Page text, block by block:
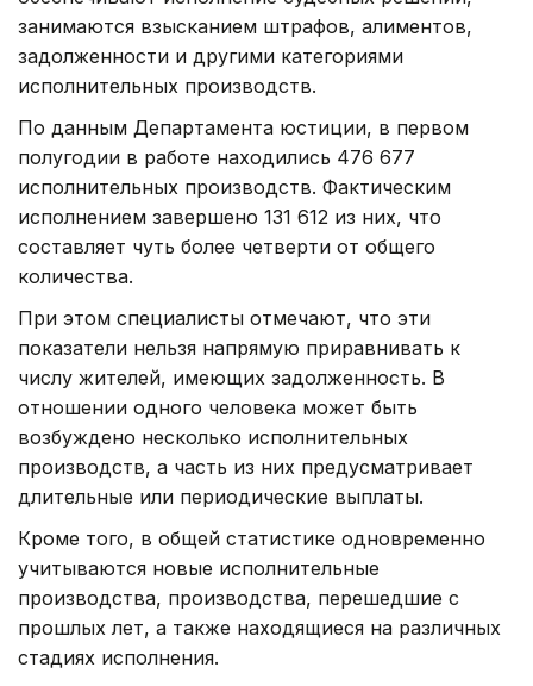
занимаются взысканием штрафов, алиментов,
задолженности и другими категориями
исполнительных производств.
По данным Департамента юстиции, в первом
полугодии в работе находились 476 677
исполнительных производств. Фактическим
исполнением завершено 131 612 из них, что
составляет чуть более четверти от общего
количества.
При этом специалисты отмечают, что эти
показатели нельзя напрямую приравнивать к
числу жителей, имеющих задолженность. В
отношении одного человека может быть
возбуждено несколько исполнительных
производств, а часть из них предусматривает
длительные или периодические выплаты.
Кроме того, в общей статистике одновременно
учитываются новые исполнительные
производства, производства, перешедшие с
прошлых лет, а также находящиеся на различных
стадиях исполнения.